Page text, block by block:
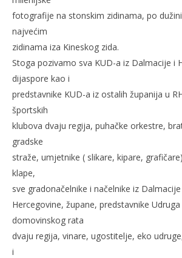
fotografije na stonskim zidinama, po
najvećim
zidinama iza Kineskog zida.
Stoga pozivamo sva KUD-a iz Dalmacije i
dijaspore kao i
predstavnike KUD-a iz ostalih županija u
športskih
klubova dvaju regija, puhačke orkestre,
gradske
straže, umjetnike ( slikare, kipare,
klape,
sve gradonačelnike i načelnike iz
Hercegovine, župane, predstavnike
domovinskog rata
dvaju regija, vinare, ugostitelje, eko
i